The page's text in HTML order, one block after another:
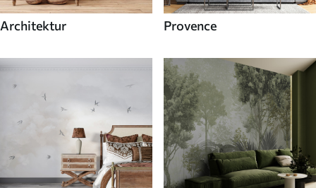
Architektur Provence